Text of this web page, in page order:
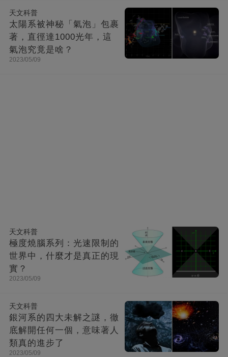
天文科普
太陽系被神秘「氣泡」包裹
著，直徑達1000光年，這
氣泡究竟是啥？
2023/05/09
天文科普
極度燒腦系列：光速限制的
世界中，什麼才是真正的現
實？
2023/05/09
天文科普
銀河系的四大未解之謎，徹
底解開任何一個，意味著人
類真的進步了
2023/05/09